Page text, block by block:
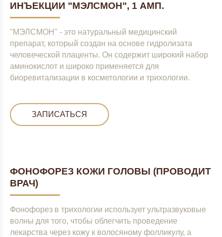
ИНЪЕКЦИИ "МЭЛСМОН", 1 АМП.
"МЭЛСМОН" - это натуральный медицинский
препарат, который создан на основе гидролизата
человеческой плаценты. Он содержит широкий набор
аминокислот и широко применяется для
биоревитализации в косметологии и трихологии.
ЗАПИСАТЬСЯ
ФОНОФОРЕЗ КОЖИ ГОЛОВЫ (ПРОВОДИТ
ВРАЧ)
Фонофорез в трихологии использует ультразвуковые
волны для того, чтобы облегчить проведение
лекарства через кожу к волосяному фолликулу, а